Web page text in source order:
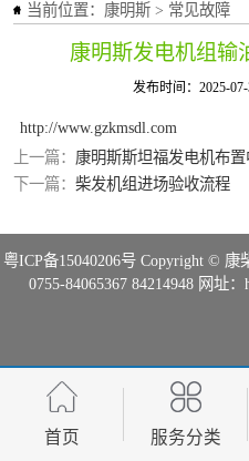
当前位置： 康明斯 > 常见故障
康明斯发电机组输
发布时间：2025-07-
http://www.gzkmsdl.com
上一篇： 康明斯斯坦福发电机布
下一篇： 柴发机组进场验收流程
粤ICP备15040206号 Copyright © 康
0755-84065367 84214948 网址
首页 服务分类